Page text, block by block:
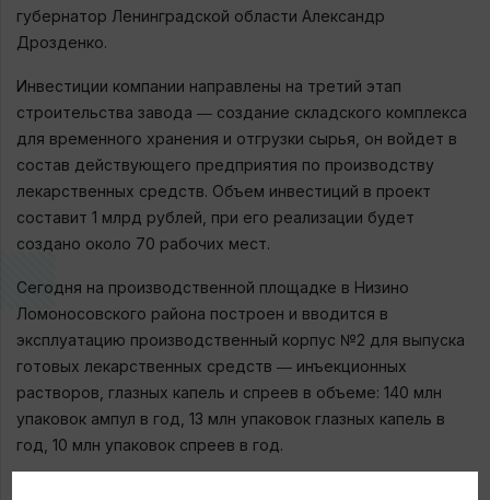
губернатор Ленинградской области Александр
Дрозденко.
Инвестиции компании направлены на третий этап
строительства завода ― создание складского комплекса
для временного хранения и отгрузки сырья, он войдет в
состав действующего предприятия по производству
лекарственных средств. Объем инвестиций в проект
составит 1 млрд рублей, при его реализации будет
создано около 70 рабочих мест.
Сегодня на производственной площадке в Низино
Ломоносовского района построен и вводится в
эксплуатацию производственный корпус №2 для выпуска
готовых лекарственных средств ― инъекционных
растворов, глазных капель и спреев в объеме: 140 млн
упаковок ампул в год, 13 млн упаковок глазных капель в
год, 10 млн упаковок спреев в год.